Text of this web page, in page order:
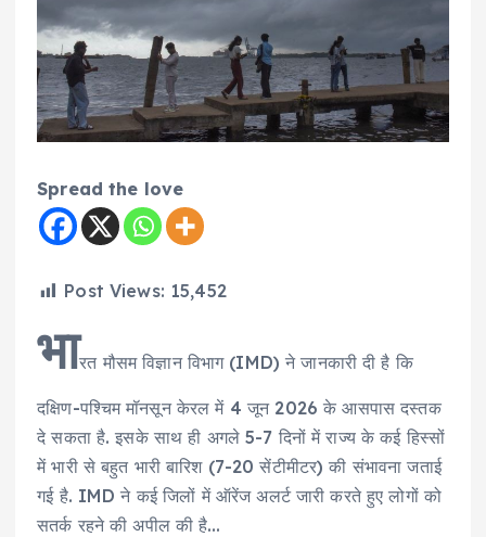
Spread the love
Post Views: 15,452
भारत मौसम विज्ञान विभाग (IMD) ने जानकारी दी है कि
दक्षिण-पश्चिम मॉनसून केरल में 4 जून 2026 के आसपास दस्तक
दे सकता है. इसके साथ ही अगले 5-7 दिनों में राज्य के कई हिस्सों
में भारी से बहुत भारी बारिश (7-20 सेंटीमीटर) की संभावना जताई
गई है. IMD ने कई जिलों में ऑरेंज अलर्ट जारी करते हुए लोगों को
सतर्क रहने की अपील की है…